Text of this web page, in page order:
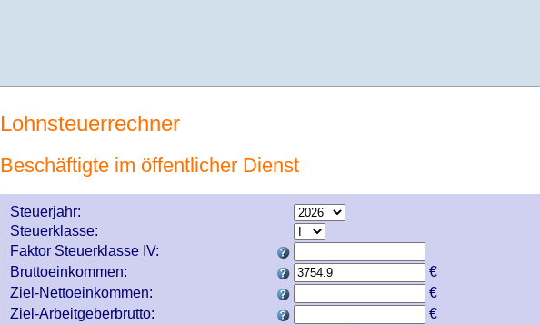
Lohnsteuerrechner
Beschäftigte im öffentlicher Dienst
Steuerjahr:
Steuerklasse:
Faktor Steuerklasse IV:
Bruttoeinkommen:
€
Ziel-Nettoeinkommen:
€
Ziel-Arbeitgeberbrutto:
€